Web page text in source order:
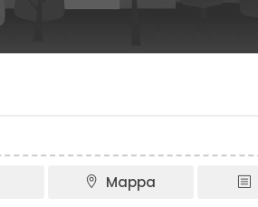
Mappa